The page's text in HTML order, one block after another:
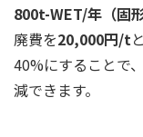
800t-WET/年（固
廃費を20,000円/t
40%にすることで
減できます。